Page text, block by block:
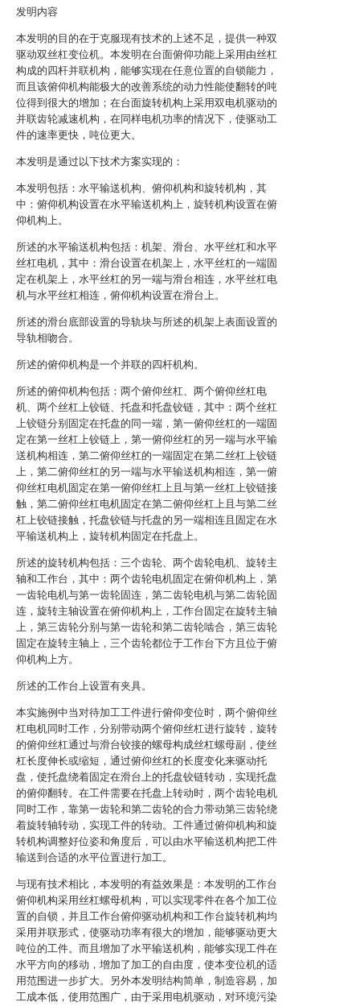
发明内容
本发明的目的在于克服现有技术的上述不足，提供一种双
驱动双丝杠变位机。本发明在台面俯仰功能上采用由丝杠
构成的四杆并联机构，能够实现在任意位置的自锁能力，
而且该俯仰机构能极大的改善系统的动力性能使翻转的吨
位得到很大的增加；在台面旋转机构上采用双电机驱动的
并联齿轮减速机构，在同样电机功率的情况下，使驱动工
件的速率更快，吨位更大。
本发明是通过以下技术方案实现的：
本发明包括：水平输送机构、俯仰机构和旋转机构，其
中：俯仰机构设置在水平输送机构上，旋转机构设置在俯
仰机构上。
所述的水平输送机构包括：机架、滑台、水平丝杠和水平
丝杠电机，其中：滑台设置在机架上，水平丝杠的一端固
定在机架上，水平丝杠的另一端与滑台相连，水平丝杠电
机与水平丝杠相连，俯仰机构设置在滑台上。
所述的滑台底部设置的导轨块与所述的机架上表面设置的
导轨相吻合。
所述的俯仰机构是一个并联的四杆机构。
所述的俯仰机构包括：两个俯仰丝杠、两个俯仰丝杠电
机、两个丝杠上铰链、托盘和托盘铰链，其中：两个丝杠
上铰链分别固定在托盘的同一端，第一俯仰丝杠的一端固
定在第一丝杠上铰链上，第一俯仰丝杠的另一端与水平输
送机构相连，第二俯仰丝杠的一端固定在第二丝杠上铰链
上，第二俯仰丝杠的另一端与水平输送机构相连，第一俯
仰丝杠电机固定在第一俯仰丝杠上且与第一丝杠上铰链接
触，第二俯仰丝杠电机固定在第二俯仰丝杠上且与第二丝
杠上铰链接触，托盘铰链与托盘的另一端相连且固定在水
平输送机构上，旋转机构固定在托盘上。
所述的旋转机构包括：三个齿轮、两个齿轮电机、旋转主
轴和工作台，其中：两个齿轮电机固定在俯仰机构上，第
一齿轮电机与第一齿轮固连，第二齿轮电机与第二齿轮固
连，旋转主轴设置在俯仰机构上，工作台固定在旋转主轴
上，第三齿轮分别与第一齿轮和第二齿轮啮合，第三齿轮
固定在旋转主轴上，三个齿轮都位于工作台下方且位于俯
仰机构上方。
所述的工作台上设置有夹具。
本实施例中当对待加工工件进行俯仰变位时，两个俯仰丝
杠电机同时工作，分别带动两个俯仰丝杠进行旋转，旋转
的俯仰丝杠通过与滑台铰接的螺母构成丝杠螺母副，使丝
杠长度伸长或缩短，通过俯仰丝杠的长度变化来驱动托
盘，使托盘绕着固定在滑台上的托盘铰链转动，实现托盘
的俯仰翻转。在工件需要在托盘上转动时，两个齿轮电机
同时工作，靠第一齿轮和第二齿轮的合力带动第三齿轮绕
着旋转轴转动，实现工件的转动。工件通过俯仰机构和旋
转机构调整好位姿和角度后，可以由水平输送机构把工件
输送到合适的水平位置进行加工。
与现有技术相比，本发明的有益效果是：本发明的工作台
俯仰机构采用丝杠螺母机构，可以实现零件在各个加工位
置的自锁，并且工作台俯仰驱动机构和工作台旋转机构均
采用并联形式，使驱动功率有很大的增加，能够驱动更大
吨位的工件。而且增加了水平输送机构，能够实现工件在
水平方向的移动，增加了加工的自由度，使本变位机的适
用范围进一步扩大。另外本发明结构简单，制造容易，加
工成本低，使用范围广，由于采用电机驱动，对环境污染